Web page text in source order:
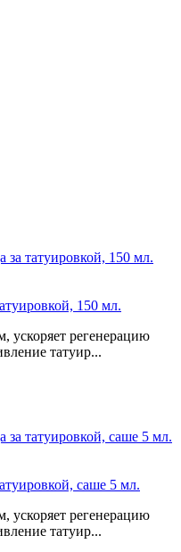
150 мл.
ускоряет регенерацию
татуир...
саше 5 мл.
ускоряет регенерацию
татуир...